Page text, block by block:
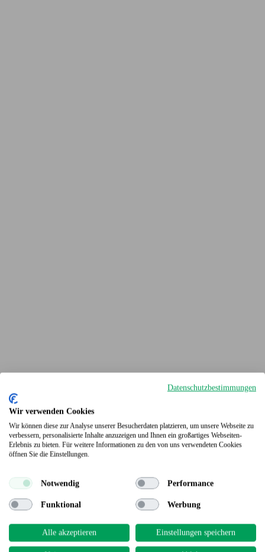
Terrassendielen
Datenschutzbestimmungen
Wir verwenden Cookies
Wir können diese zur Analyse unserer Besucherdaten platzieren, um unsere Webseite zu
verbessern, personalisierte Inhalte anzuzeigen und Ihnen ein großartiges Webseiten-
Erlebnis zu bieten. Für weitere Informationen zu den von uns verwendeten Cookies
öffnen Sie die Einstellungen.
Notwendig Performance
Funktional Werbung
Alle akzeptieren Einstellungen speichern